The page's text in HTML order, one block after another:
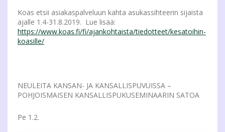
Koas etsii asiakaspalveluun kahta asukassihteerin sijaista
ajalle 1.4-31.8.2019. Lue lisää:
https://www.koas.fi/fi/ajankohtaista/tiedotteet/kesatoihin-
koasille/
NEULEITA KANSAN- JA KANSALLISPUVUISSA –
POHJOISMAISEN KANSALLISPUKUSEMINAARIN SATOA
Pe 1.2.